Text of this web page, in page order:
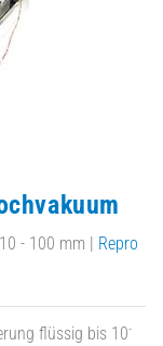
10 - 100 mm |
Repro
flüssig bis 10-